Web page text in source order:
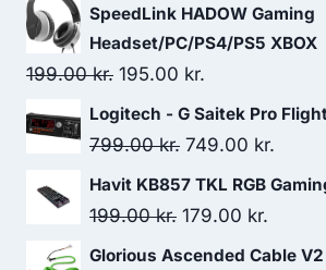
price
was:
19.00 kr..
price
is:
SpeedLink HADOW Gaming
Headset/PC/PS4/PS5 XBOX
199.00kr. Original
price
was:
195.00 kr.
price
is:
Logitech - G Saitek Pro
799.00kr. Original
price
was:
749.00 kr.
price
Havit KB857 TKL RGB
199.00kr. Original
price
179.00 kr.
price
Glorious Ascended Cable